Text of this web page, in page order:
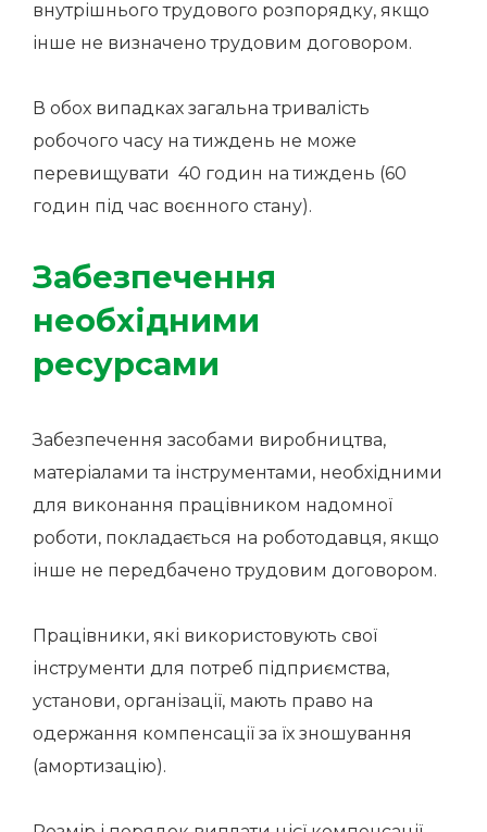
внутрішнього трудового розпорядку, якщо
інше не визначено трудовим договором.
В обох випадках загальна тривалість
робочого часу на тиждень не може
перевищувати 40 годин на тиждень (60
годин під час воєнного стану).
Забезпечення
необхідними
ресурсами
Забезпечення засобами виробництва,
матеріалами та інструментами, необхідними
для виконання працівником надомної
роботи, покладається на роботодавця, якщо
інше не передбачено трудовим договором.
Працівники, які використовують свої
інструменти для потреб підприємства,
установи, організації, мають право на
одержання компенсації за їх зношування
(амортизацію).